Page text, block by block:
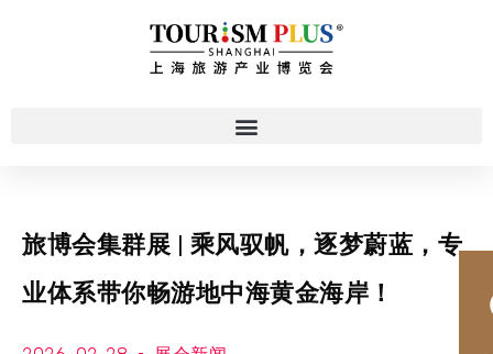
旅博会集群展 | 乘风驭帆，逐梦蔚蓝，专
业体系带你畅游地中海黄金海岸！